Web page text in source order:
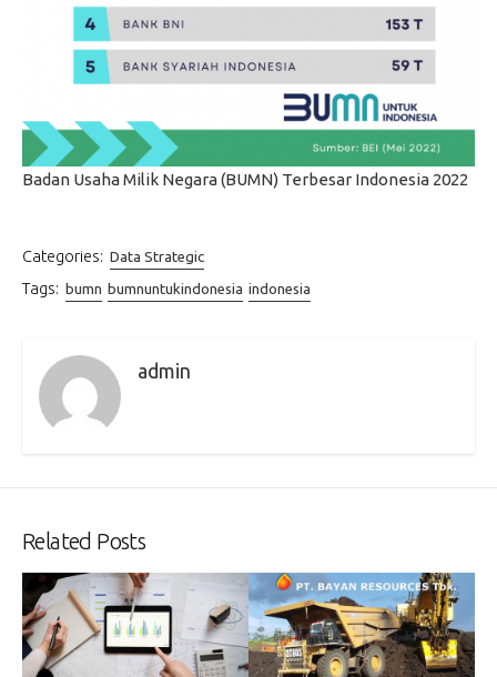
Badan Usaha Milik Negara (BUMN) Terbesar Indonesia 2022
Categories: Data Strategic
Tags: bumn bumnuntukindonesia indonesia
admin
Related Posts